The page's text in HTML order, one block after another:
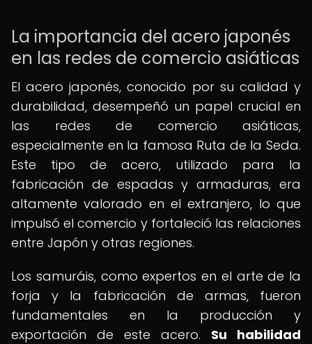
La importancia del acero japonés
en las redes de comercio asiáticas
El acero japonés, conocido por su calidad y
durabilidad, desempeñó un papel crucial en
las redes de comercio asiáticas,
especialmente en la famosa Ruta de la Seda.
Este tipo de acero, utilizado para la
fabricación de espadas y armaduras, era
altamente valorado en el extranjero, lo que
impulsó el comercio y fortaleció las relaciones
entre Japón y otras regiones.
Los samuráis, como expertos en el arte de la
forja y la fabricación de armas, fueron
fundamentales en la producción y
exportación de este acero. Su habilidad